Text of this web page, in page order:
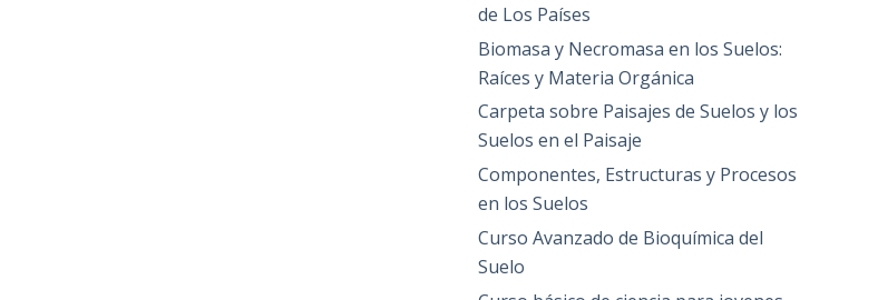
de Los Países
Biomasa y Necromasa en los Suelos:
Raíces y Materia Orgánica
Carpeta sobre Paisajes de Suelos y los
Suelos en el Paisaje
Componentes, Estructuras y Procesos
en los Suelos
Curso Avanzado de Bioquímica del
Suelo